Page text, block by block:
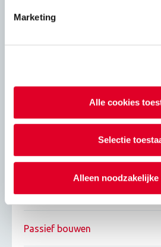
Marketing
Alle cookies
Selectie
Alleen
Energie
Eigenschapppen
Isolatie
Passief bouwen